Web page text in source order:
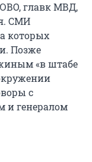
главк МВД,
СМИ
которых
Позже
«в штабе
c
и генералом